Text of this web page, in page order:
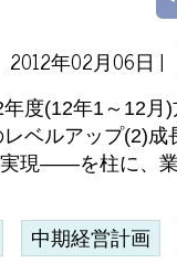
2012年02月06日 |
度(12年1～12月
ベルアップ(2)成
現――を柱に、
中期経営計画